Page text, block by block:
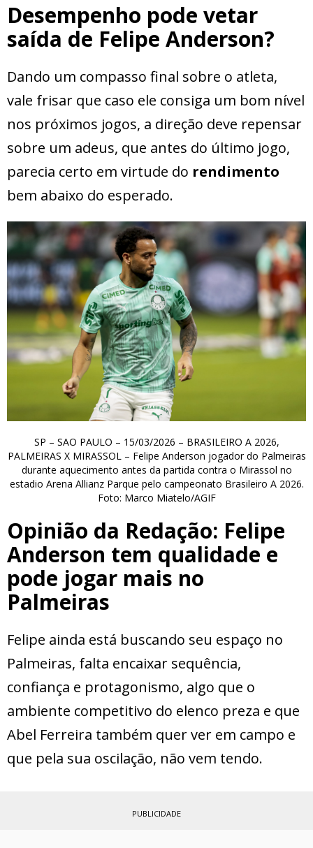
Desempenho pode vetar
saída de Felipe Anderson?
Dando um compasso final sobre o atleta,
vale frisar que caso ele consiga um bom nível
nos próximos jogos, a direção deve repensar
sobre um adeus, que antes do último jogo,
parecia certo em virtude do rendimento
bem abaixo do esperado.
SP – SAO PAULO – 15/03/2026 – BRASILEIRO A 2026,
PALMEIRAS X MIRASSOL – Felipe Anderson jogador do Palmeiras
durante aquecimento antes da partida contra o Mirassol no
estadio Arena Allianz Parque pelo campeonato Brasileiro A 2026.
Foto: Marco Miatelo/AGIF
Opinião da Redação: Felipe
Anderson tem qualidade e
pode jogar mais no
Palmeiras
Felipe ainda está buscando seu espaço no
Palmeiras, falta encaixar sequência,
confiança e protagonismo, algo que o
ambiente competitivo do elenco preza e que
Abel Ferreira também quer ver em campo e
que pela sua oscilação, não vem tendo.
PUBLICIDADE